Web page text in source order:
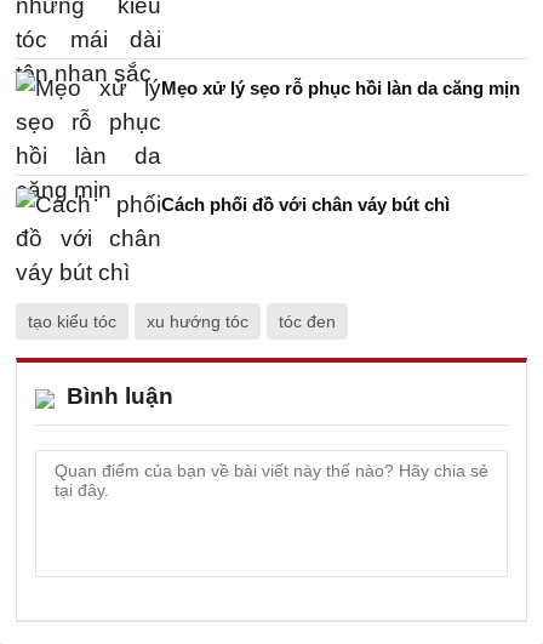
Mẹo xử lý sẹo rỗ phục hồi làn da căng mịn
Cách phối đồ với chân váy bút chì
tạo kiểu tóc xu hướng tóc tóc đen
Bình luận